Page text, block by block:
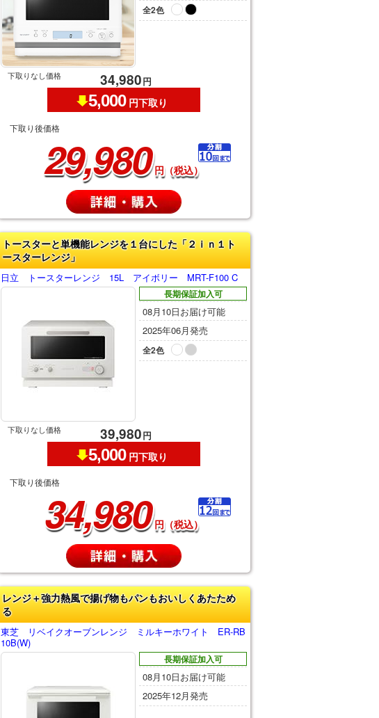
全2色
下取りなし価格 34,980円
5,000 円下取り
下取り後価格
29,980 円（税込）
トースターと単機能レンジを１台にした「２ｉｎ１ト
ースターレンジ」
日立 トースターレンジ 15L アイボリー MRT-F100 C
長期保証加入可
08月10日お届け可能
2025年06月発売
全2色
下取りなし価格 39,980円
5,000 円下取り
下取り後価格
34,980 円（税込）
レンジ＋強力熱風で揚げ物もパンもおいしくあたため
る
東芝 リベイクオーブンレンジ ミルキーホワイト ER-RB
10B(W)
長期保証加入可
08月10日お届け可能
2025年12月発売